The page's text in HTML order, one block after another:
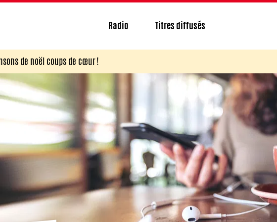
Radio Titres diffusés
de noël coups de cœur !